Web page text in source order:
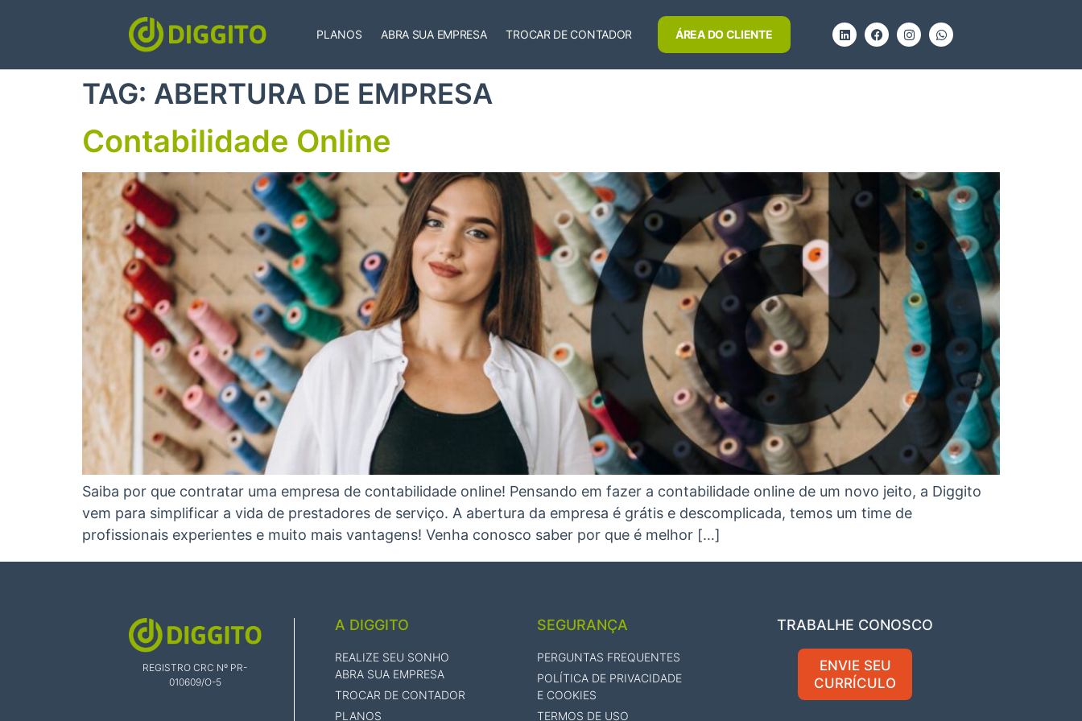
PLANOS ABRA SUA EMPRESA TROCAR DE CONTADOR ÁREA DO CLIENTE
TAG: ABERTURA DE EMPRESA
Contabilidade Online
Saiba por que contratar uma empresa de contabilidade online! Pensando em fazer a contabilidade online de um novo jeito, a Diggito
vem para simplificar a vida de prestadores de serviço. A abertura da empresa é grátis e descomplicada, temos um time de
profissionais experientes e muito mais vantagens! Venha conosco saber por que é melhor […]
REGISTRO CRC Nº PR-
010609/O-5
A DIGGITO
REALIZE SEU SONHO
ABRA SUA EMPRESA
TROCAR DE CONTADOR
PLANOS
SEGURANÇA
PERGUNTAS FREQUENTES
POLÍTICA DE PRIVACIDADE
E COOKIES
TERMOS DE USO
TRABALHE CONOSCO
ENVIE SEU
CURRÍCULO